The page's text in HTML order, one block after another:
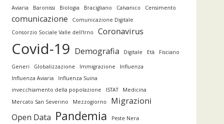
Aviaria
Baronissi Biologia Bracigliano Calvanico Censimento
comunicazione
Comunicazione Digitale
Consorzio Sociale Valle dell'Irno
Coronavirus
Covid-19 Demografia Digitale Età Fisciano
Generi Globalizzazione Immigrazione
Influenza
Influenza Aviaria
Influenza Suina
invecchiamento della popolazione
ISTAT
Medicina
Mercato San Severino
Mezzogiorno
Migrazioni
Open Data Pandemia
Peste Nera